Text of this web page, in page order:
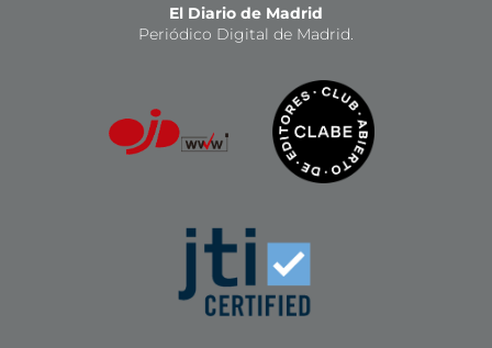
El Diario de Madrid
Periódico Digital de Madrid.